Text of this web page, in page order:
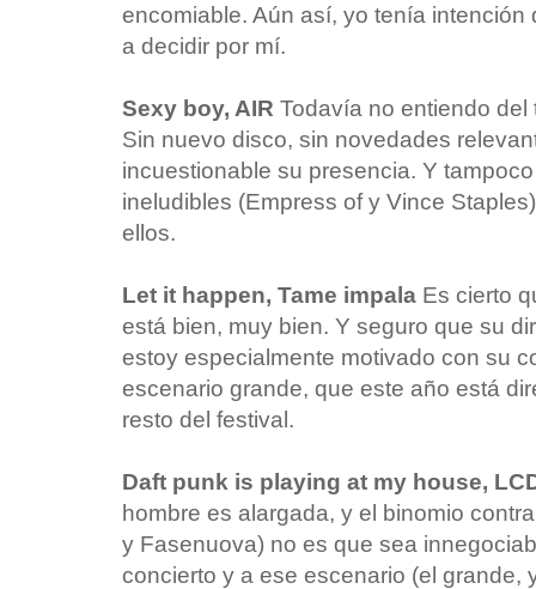
encomiable. Aún así, yo tenía
a decidir por mí.
Sexy boy, AIR Todavía no entiendo
Sin nuevo disco, sin novedades
incuestionable su presencia. Y
ineludibles (Empress of y Vince
ellos.
Let it happen, Tame impala Es cierto
está bien, muy bien. Y seguro que su
estoy especialmente motivado con su
escenario grande, que este año está
resto del festival.
Daft punk is playing at my house,
hombre es alargada, y el binomio
y Fasenuova) no es que sea
concierto y a ese escenario (el grande,